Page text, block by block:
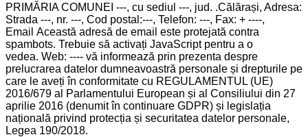
PRIMĂRIA COMUNEI ---, cu sediul ---, jud. .Călărași, Adresa:
Strada ---, nr. ---, Cod postal:---, Telefon: ---, Fax: + ----,
Email Această adresă de email este protejată contra
spambots. Trebuie să activați JavaScript pentru a o
vedea. Web: ---- vă informează prin prezenta despre
prelucrarea datelor dumneavoastră personale și drepturile pe
care le aveți în conformitate cu REGULAMENTUL (UE)
2016/679 al Parlamentului European și al Consiliului din 27
aprilie 2016 (denumit în continuare GDPR) și legislația
națională privind protecția și securitatea datelor personale,
Legea 190/2018.